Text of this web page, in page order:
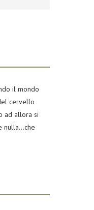
il mondo
cervello
ad allora si
nulla…che